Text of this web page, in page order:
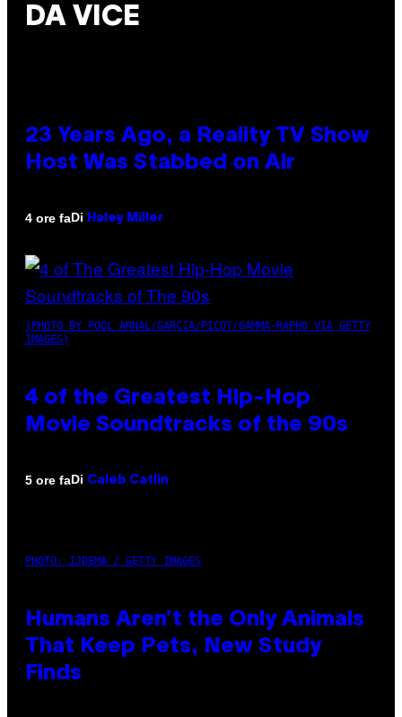
DA VICE
23 Years Ago, a Reality TV Show
Host Was Stabbed on Air
4 ore faDi Haley Miller
(PHOTO BY POOL ARNAL/GARCIA/PICOT/GAMMA-RAPHO VIA GETTY
IMAGES)
4 of the Greatest Hip-Hop
Movie Soundtracks of the 90s
5 ore faDi Caleb Catlin
PHOTO: IJDEMA / GETTY IMAGES
Humans Aren’t the Only Animals
That Keep Pets, New Study
Finds